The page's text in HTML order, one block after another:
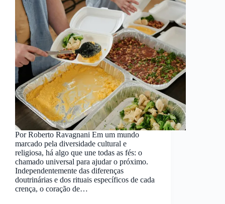
Por Roberto Ravagnani Em um mundo
marcado pela diversidade cultural e
religiosa, há algo que une todas as fés: o
chamado universal para ajudar o próximo.
Independentemente das diferenças
doutrinárias e dos rituais específicos de cada
crença, o coração de…